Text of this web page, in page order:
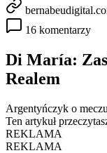
16 komentarzy
Di María:
Realem
Argentyńczyk o
Ten artykuł
REKLAMA
REKLAMA